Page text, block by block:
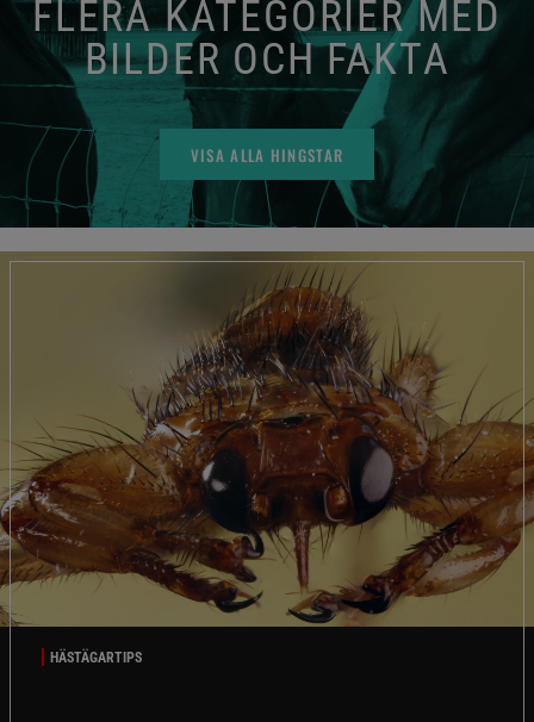
FLERA KATEGORIER MED
BILDER OCH FAKTA
VISA ALLA HINGSTAR
HÄSTÄGARTIPS